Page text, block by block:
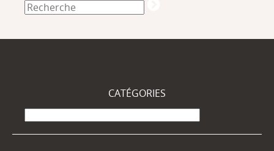
CATÉGORIES
Catégories